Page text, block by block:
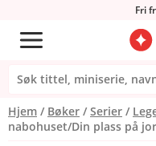
Fri
Hjem Bøker Serier
nabohuset/Din plass på